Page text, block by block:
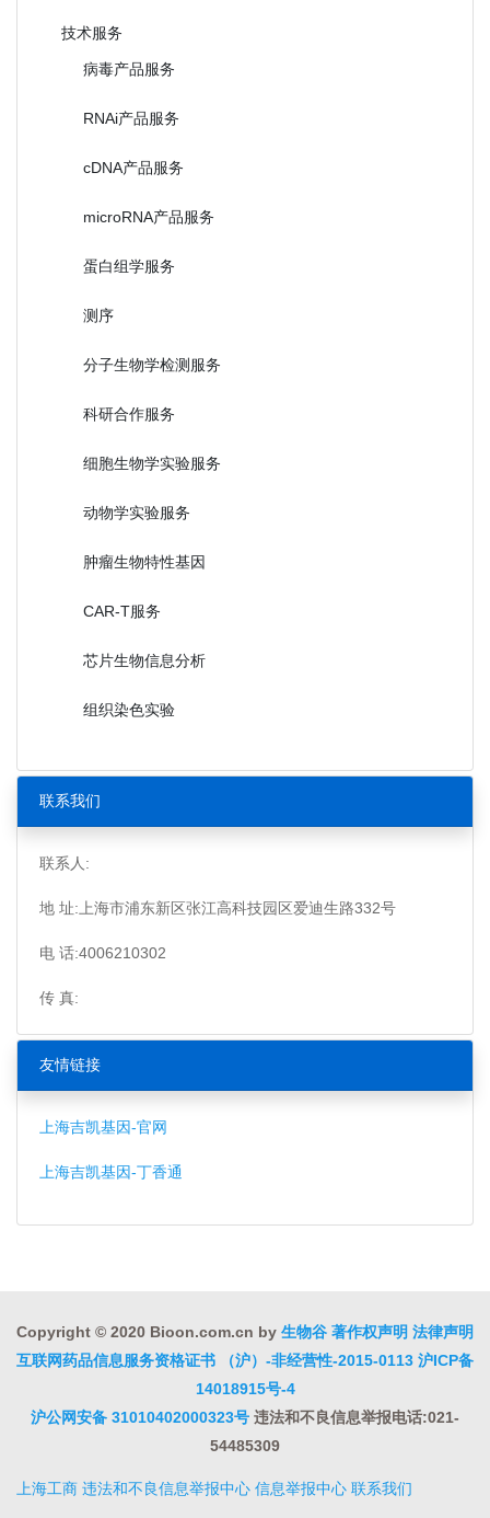
技术服务
病毒产品服务
RNAi产品服务
cDNA产品服务
microRNA产品服务
蛋白组学服务
测序
分子生物学检测服务
科研合作服务
细胞生物学实验服务
动物学实验服务
肿瘤生物特性基因
CAR-T服务
芯片生物信息分析
组织染色实验
联系我们
联系人:
地 址:上海市浦东新区张江高科技园区爱迪生路332号
电 话:4006210302
传 真:
友情链接
上海吉凯基因-官网
上海吉凯基因-丁香通
Copyright © 2020 Bioon.com.cn by 生物谷 著作权声明 法律声明
互联网药品信息服务资格证书 （沪）-非经营性-2015-0113 沪ICP备
14018915号-4
沪公网安备 31010402000323号 违法和不良信息举报电话:021-
54485309
上海工商 违法和不良信息举报中心 信息举报中心 联系我们